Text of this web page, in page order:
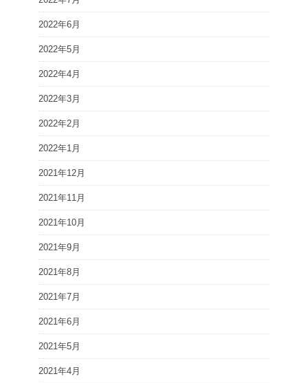
2022年6月
2022年5月
2022年4月
2022年3月
2022年2月
2022年1月
2021年12月
2021年11月
2021年10月
2021年9月
2021年8月
2021年7月
2021年6月
2021年5月
2021年4月